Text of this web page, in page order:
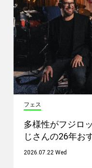
フェス
多様性がフジロ
じさんの26年お
2026.07.22 Wed